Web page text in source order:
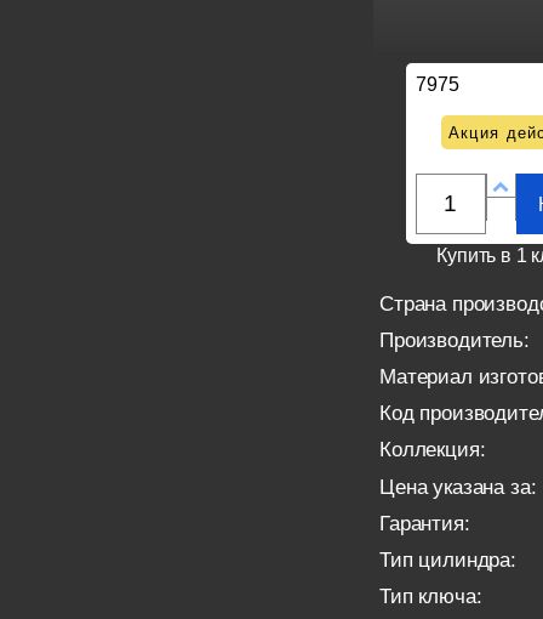
7975
Акция
Купить в 1
Страна
Производитель:
Материал
Код
Коллекция:
Цена указана за:
Гарантия:
Тип цилиндра:
Тип ключа: